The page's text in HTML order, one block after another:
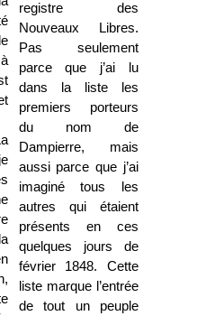
registre des
Nouveaux Libres.
Pas seulement
parce que j’ai lu
dans la liste les
premiers porteurs
du nom de
Dampierre, mais
aussi parce que j’ai
imaginé tous les
autres qui étaient
présents en ces
quelques jours de
février 1848. Cette
liste marque l’entrée
de tout un peuple